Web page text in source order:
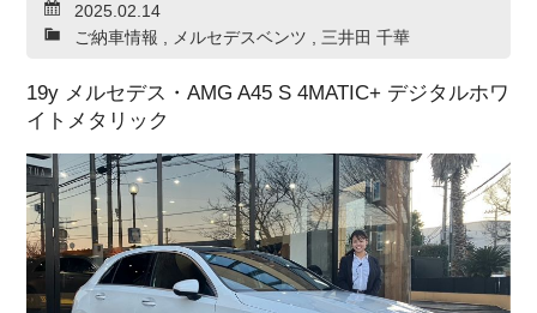
アフターサービス
インフォメーション
トップランク・マガジン
2025.02.14
ご納車情報 , メルセデスベンツ , 三井田 千華
19y メルセデス・AMG A45 S 4MATIC+ デジタルホワ
イトメタリック